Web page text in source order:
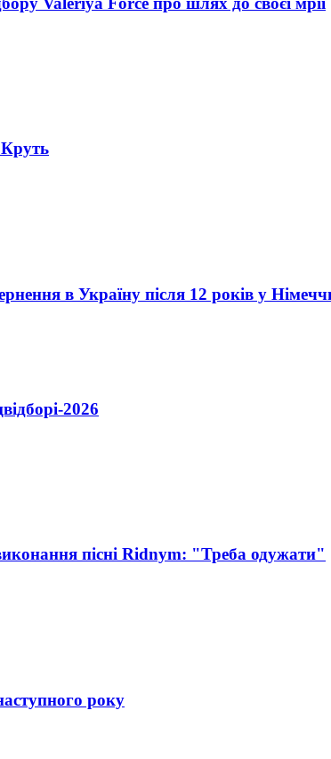
в Україну після 12 років у
2026
пісні Ridnym: "Треба одужати"
року